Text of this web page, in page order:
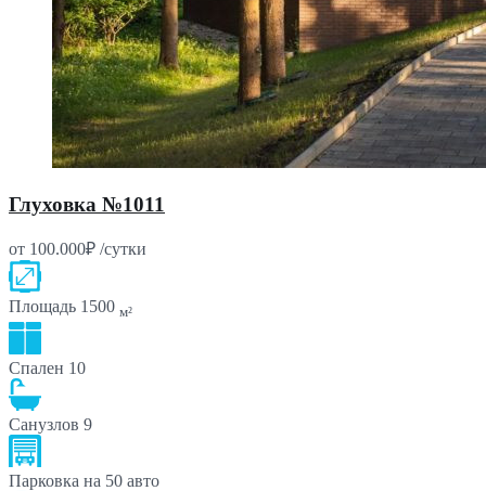
Глуховка №1011
от 100.000₽ /сутки
Площадь 1500 м²
Спален 10
Санузлов 9
Парковка на 50 авто